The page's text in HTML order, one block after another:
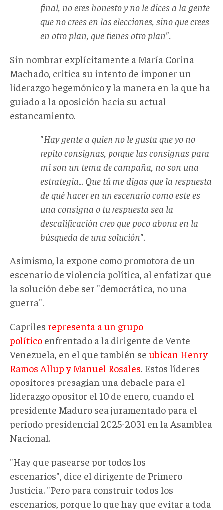
final, no eres honesto y no le dices a la gente
que no crees en las elecciones, sino que crees
en otro plan, que tienes otro plan".
Sin nombrar explícitamente a María Corina
Machado, critica su intento de imponer un
liderazgo hegemónico y la manera en la que ha
guiado a la oposición hacia su actual
estancamiento.
"Hay gente a quien no le gusta que yo no
repito consignas, porque las consignas para
mí son un tema de campaña, no son una
estrategia... Que tú me digas que la respuesta
de qué hacer en un escenario como este es
una consigna o tu respuesta sea la
descalificación creo que poco abona en la
búsqueda de una solución".
Asimismo, la expone como promotora de un
escenario de violencia política, al enfatizar que
la solución debe ser "democrática, no una
guerra".
Capriles representa a un grupo
político enfrentado a la dirigente de Vente
Venezuela, en el que también se ubican Henry
Ramos Allup y Manuel Rosales. Estos líderes
opositores presagian una debacle para el
liderazgo opositor el 10 de enero, cuando el
presidente Maduro sea juramentado para el
período presidencial 2025-2031 en la Asamblea
Nacional.
"Hay que pasearse por todos los
escenarios", dice el dirigente de Primero
Justicia. "Pero para construir todos los
escenarios, porque lo que hay que evitar a toda